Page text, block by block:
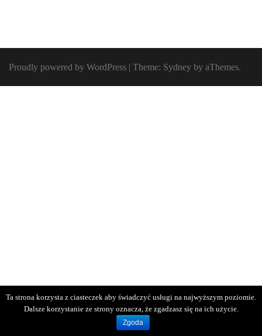
Proudly powered by WordPress | Theme: Sydney by aThemes.
Ta strona korzysta z ciasteczek aby świadczyć usługi na najwyższym poziomie.
Dalsze korzystanie ze strony oznacza, że zgadzasz się na ich użycie.
Zgoda